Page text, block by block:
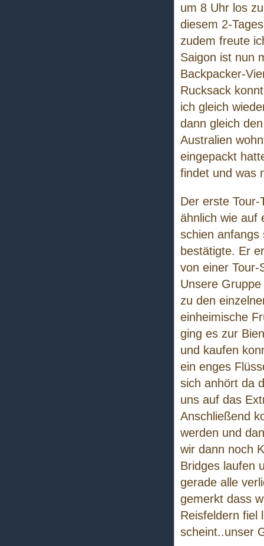
um 8 Uhr los
diesem 2-
zudem freute
Saigon ist nun
Backpacker-
Rucksack
ich gleich
dann gleich
Australien
eingepackt
findet und was
Der erste
ähnlich wie auf
schien anfangs
bestätigte. Er
von einer
Unsere
zu den
einheimische
ging es zur
und kaufen
ein enges
sich anhört da
uns auf das
Anschließend
werden und
wir dann noch
Bridges laufen
gerade alle
gemerkt dass
Reisfeldern fiel
scheint..unser